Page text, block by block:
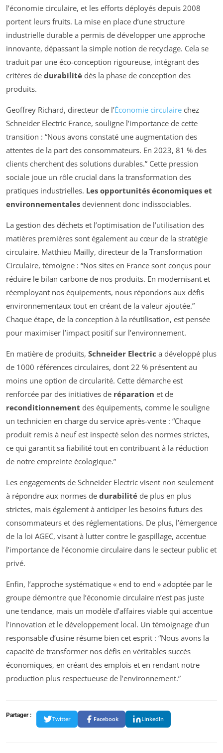
l’économie circulaire, et les efforts déployés depuis 2008
portent leurs fruits. La mise en place d’une structure
industrielle durable a permis de développer une approche
innovante, dépassant la simple notion de recyclage. Cela se
traduit par une éco-conception rigoureuse, intégrant des
critères de durabilité dès la phase de conception des
produits.
Geoffrey Richard, directeur de l’Économie circulaire chez
Schneider Electric France, souligne l’importance de cette
transition : “Nous avons constaté une augmentation des
attentes de la part des consommateurs. En 2023, 81 % des
clients cherchent des solutions durables.” Cette pression
sociale joue un rôle crucial dans la transformation des
pratiques industrielles. Les opportunités économiques et
environnementales deviennent donc indissociables.
La gestion des déchets et l’optimisation de l’utilisation des
matières premières sont également au cœur de la stratégie
circulaire. Matthieu Mailly, directeur de la Transformation
Circulaire, témoigne : “Nos sites en France sont conçus pour
réduire le bilan carbone de nos produits. En modernisant et
réemployant nos équipements, nous répondons aux défis
environnementaux tout en créant de la valeur ajoutée.”
Chaque étape, de la conception à la réutilisation, est pensée
pour maximiser l’impact positif sur l’environnement.
En matière de produits, Schneider Electric a développé plus
de 1000 références circulaires, dont 22 % présentent au
moins une option de circularité. Cette démarche est
renforcée par des initiatives de réparation et de
reconditionnement des équipements, comme le souligne
un technicien en charge du service après-vente : “Chaque
produit remis à neuf est inspecté selon des normes strictes,
ce qui garantit sa fiabilité tout en contribuant à la réduction
de notre empreinte écologique.”
Les engagements de Schneider Electric visent non seulement
à répondre aux normes de durabilité de plus en plus
strictes, mais également à anticiper les besoins futurs des
consommateurs et des réglementations. De plus, l’émergence
de la loi AGEC, visant à lutter contre le gaspillage, accentue
l’importance de l’économie circulaire dans le secteur public et
privé.
Enfin, l’approche systématique « end to end » adoptée par le
groupe démontre que l’économie circulaire n’est pas juste
une tendance, mais un modèle d’affaires viable qui accentue
l’innovation et le développement local. Un témoignage d’un
responsable d’usine résume bien cet esprit : “Nous avons la
capacité de transformer nos défis en véritables succès
économiques, en créant des emplois et en rendant notre
production plus respectueuse de l’environnement.”
Partager :
Twitter Facebook LinkedIn